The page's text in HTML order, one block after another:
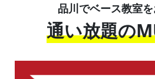
品川でベース教室
通い放題の